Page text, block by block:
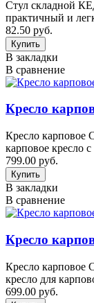
Стул складной
практичный и
82.50 руб.
В закладки
В сравнение
Кресло
Кресло карповое
карповое кресло
799.00 руб.
В закладки
В сравнение
Кресло
Кресло карповое
кресло для
699.00 руб.